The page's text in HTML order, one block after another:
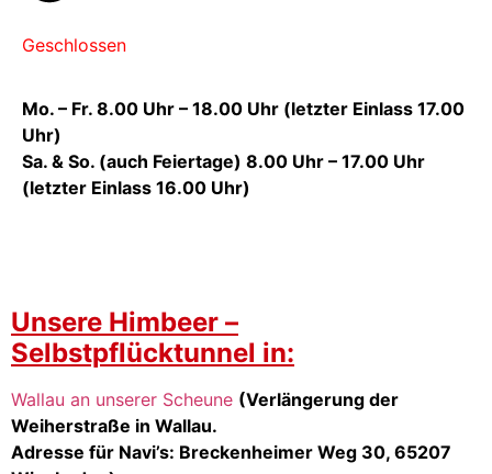
Geschlossen
Mo. – Fr. 8.00 Uhr – 18.00 Uhr (letzter Einlass 17.00
Uhr)
Sa. & So. (auch Feiertage) 8.00 Uhr – 17.00 Uhr
(letzter Einlass 16.00 Uhr)
Unsere Himbeer –
Selbstpflücktunnel in:
Wallau an unserer Scheune (Verlängerung der
Weiherstraße in Wallau.
Adresse für Navi’s: Breckenheimer Weg 30, 65207